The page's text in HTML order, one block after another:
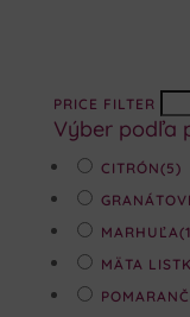
PRICE FILTER
Výber podľa
CITRÓN(5)
MARHUĽA
MÄTA
POMARANČ